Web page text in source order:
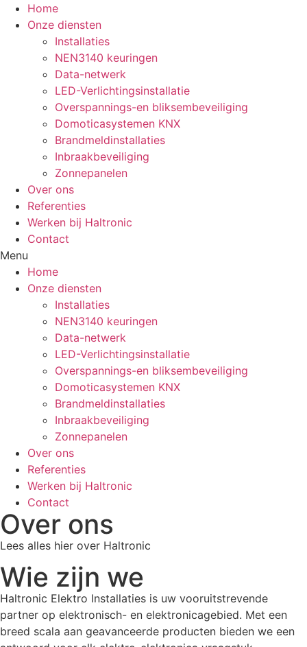
naar
Home
Onze diensten
Installaties
NEN3140 keuringen
Data-netwerk
LED-Verlichtingsinstallatie
Overspannings-en bliksembeveiliging
Domoticasystemen KNX
Brandmeldinstallaties
Inbraakbeveiliging
Zonnepanelen
Over ons
Referenties
Werken bij Haltronic
Contact
Menu
Home
Onze diensten
Installaties
NEN3140 keuringen
Data-netwerk
LED-Verlichtingsinstallatie
Overspannings-en bliksembeveiliging
Domoticasystemen KNX
Brandmeldinstallaties
Inbraakbeveiliging
Zonnepanelen
Over ons
Referenties
Werken bij Haltronic
Contact
Over ons
Lees alles hier over Haltronic
Wie zijn we
Haltronic Elektro Installaties is uw vooruitstrevende
partner op elektronisch- en elektronicagebied. Met een
breed scala aan geavanceerde producten bieden we een